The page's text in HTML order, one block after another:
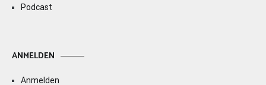
Podcast
ANMELDEN
Anmelden